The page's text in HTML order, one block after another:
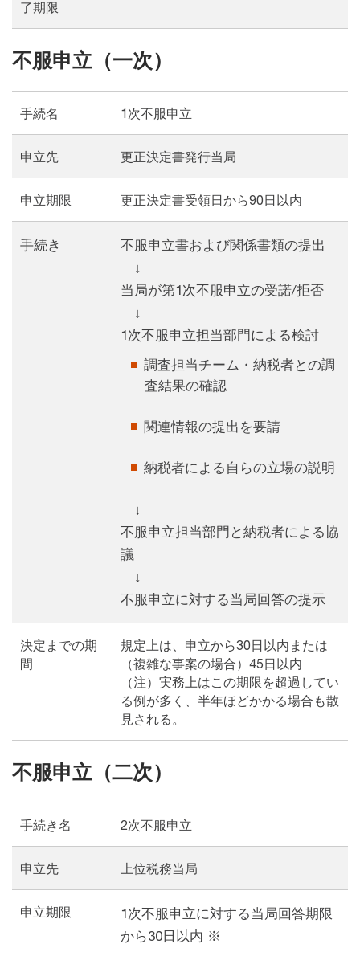
了期限
不服申立（一次）
手続名 1次不服申立
申立先 更正決定書発行当局
申立期限 更正決定書受領日から90日以内
手続き
不服申立書および関係書類の提出
↓
当局が第1次不服申立の受諾/拒否
↓
1次不服申立担当部門による検討
調査担当チーム・納税者との調
査結果の確認
関連情報の提出を要請
納税者による自らの立場の説明
↓
不服申立担当部門と納税者による協
議
↓
不服申立に対する当局回答の提示
決定までの期
間
規定上は、申立から30日以内または
（複雑な事案の場合）45日以内
（注）実務上はこの期限を超過してい
る例が多く、半年ほどかかる場合も散
見される。
不服申立（二次）
手続き名 2次不服申立
申立先 上位税務当局
申立期限
1次不服申立に対する当局回答期限
から30日以内 ※